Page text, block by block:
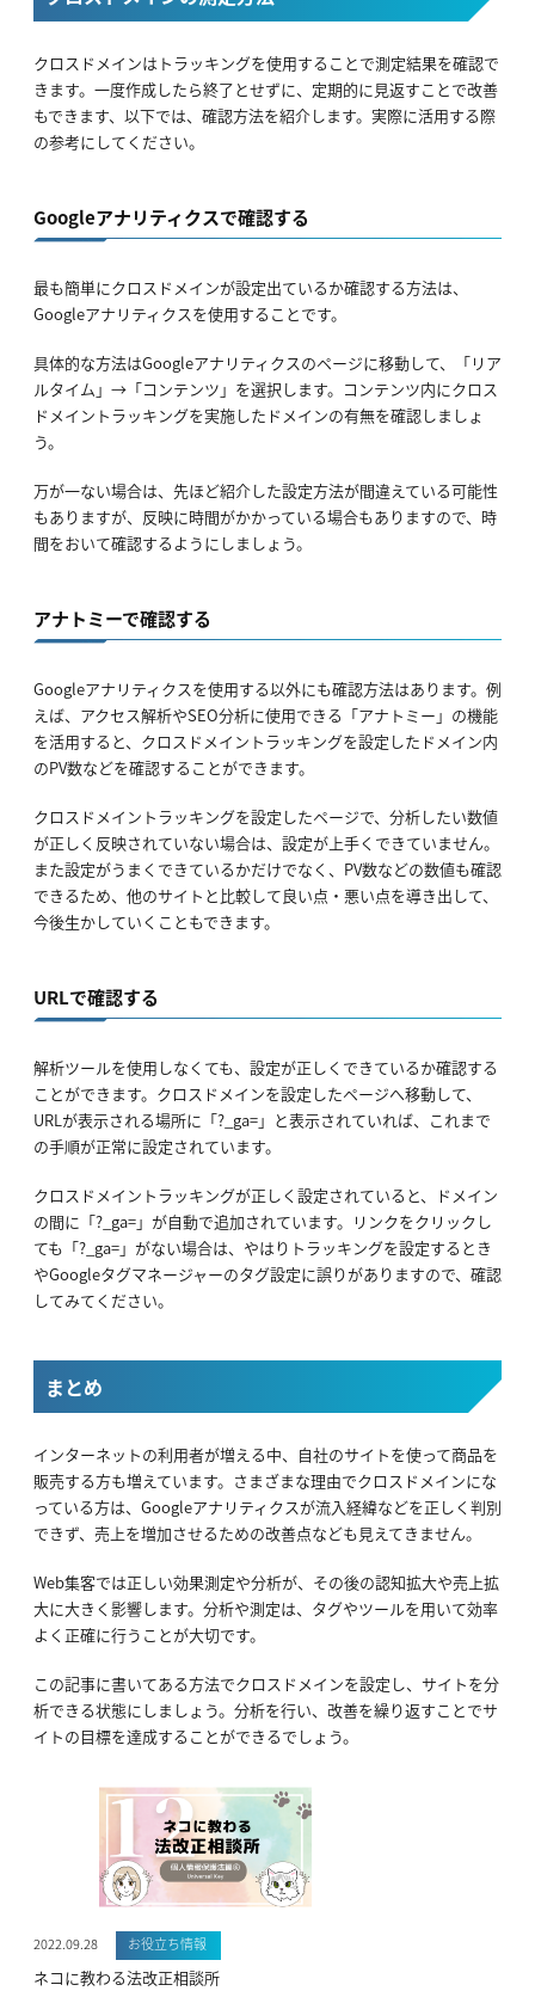
クロスドメインはトラッキングを使用することで測定結果を確認で
きます。一度作成したら終了とせずに、定期的に見返すことで改善
もできます、以下では、確認方法を紹介します。実際に活用する際
の参考にしてください。
Googleアナリティクスで確認する
最も簡単にクロスドメインが設定出ているか確認する方法は、
Googleアナリティクスを使用することです。
具体的な方法はGoogleアナリティクスのページに移動して、「リア
ルタイム」→「コンテンツ」を選択します。コンテンツ内にクロス
ドメイントラッキングを実施したドメインの有無を確認しましょ
う。
万が一ない場合は、先ほど紹介した設定方法が間違えている可能性
もありますが、反映に時間がかかっている場合もありますので、時
間をおいて確認するようにしましょう。
アナトミーで確認する
Googleアナリティクスを使用する以外にも確認方法はあります。例
えば、アクセス解析やSEO分析に使用できる「アナトミー」の機能
を活用すると、クロスドメイントラッキングを設定したドメイン内
のPV数などを確認することができます。
クロスドメイントラッキングを設定したページで、分析したい数値
が正しく反映されていない場合は、設定が上手くできていません。
また設定がうまくできているかだけでなく、PV数などの数値も確認
できるため、他のサイトと比較して良い点・悪い点を導き出して、
今後生かしていくこともできます。
URLで確認する
解析ツールを使用しなくても、設定が正しくできているか確認する
ことができます。クロスドメインを設定したページへ移動して、
URLが表示される場所に「?_ga=」と表示されていれば、これまで
の手順が正常に設定されています。
クロスドメイントラッキングが正しく設定されていると、ドメイン
の間に「?_ga=」が自動で追加されています。リンクをクリックし
ても「?_ga=」がない場合は、やはりトラッキングを設定するとき
やGoogleタグマネージャーのタグ設定に誤りがありますので、確認
してみてください。
まとめ
インターネットの利用者が増える中、自社のサイトを使って商品を
販売する方も増えています。さまざまな理由でクロスドメインにな
っている方は、Googleアナリティクスが流入経緯などを正しく判別
できず、売上を増加させるための改善点なども見えてきません。
Web集客では正しい効果測定や分析が、その後の認知拡大や売上拡
大に大きく影響します。分析や測定は、タグやツールを用いて効率
よく正確に行うことが大切です。
この記事に書いてある方法でクロスドメインを設定し、サイトを分
析できる状態にしましょう。分析を行い、改善を繰り返すことでサ
イトの目標を達成することができるでしょう。
2022.09.28 お役立ち情報
ネコに教わる法改正相談所